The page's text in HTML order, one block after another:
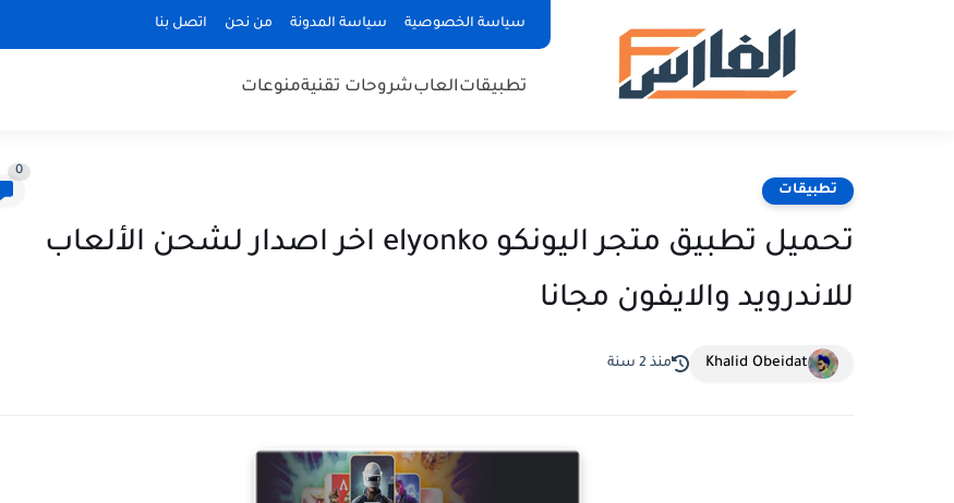
سياسة الخصوصية سياسة المدونة من نحن اتصل بنا
تطبيقاتالعابشروحات تقنيةمنوعات
تطبيقات
0
تحميل تطبيق متجر اليونكو elyonko اخر اصدار لشحن الألعاب
للاندرويد والايفون مجانا
Khalid Obeidat منذ 2 سنة